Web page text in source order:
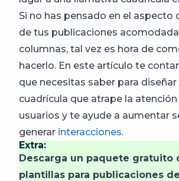
Si no has pensado en el aspecto
de tus publicaciones
columnas, tal vez es hora de
hacerlo. En este artículo te
que necesitas saber para diseñar
cuadrícula que atrape la atención
usuarios y te ayude a aumentar
generar interacciones.
Extra:
Descarga un paquete gratuito
plantillas para publicaciones